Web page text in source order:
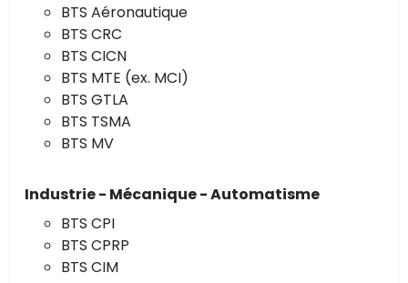
BTS Aéronautique
BTS CRC
BTS CICN
BTS MTE (ex. MCI)
BTS GTLA
BTS TSMA
BTS MV
Industrie - Mécanique - Automatisme
BTS CPI
BTS CPRP
BTS CIM